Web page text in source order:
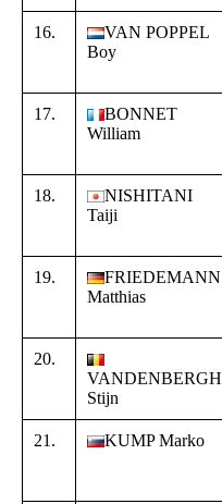
16.
VAN POPPEL
Boy
17.
BONNET
William
18.
NISHITANI
Taiji
19.
FRIEDEMANN
Matthias
20.
VANDENBERGH
Stijn
21. KUMP Marko